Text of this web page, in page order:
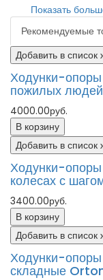
Показать
Рекомендуемые
Добавить в список
Ходунки-
пожилых людей
4000.00руб.
В корзину
Добавить в список
Ходунки-
колесах с
3400.00руб.
В корзину
Добавить в список
Ходунки-
складные